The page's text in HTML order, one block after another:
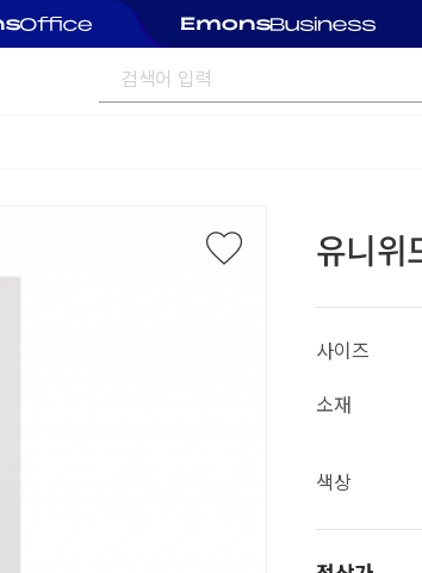
유니위
사이즈
소재
색상